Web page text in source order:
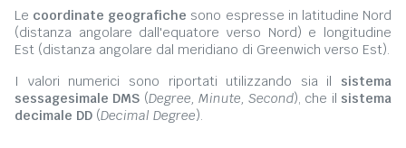
Le coordinate geografiche sono espresse in latitudine Nord
(distanza angolare dall'equatore verso Nord) e longitudine
Est (distanza angolare dal meridiano di Greenwich verso Est).
I valori numerici sono riportati utilizzando sia il sistema
sessagesimale DMS (Degree, Minute, Second), che il sistema
decimale DD (Decimal Degree).